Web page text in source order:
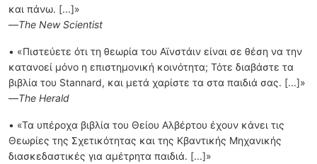
και πάνω. [...]»
—The New Scientist
• «Πιστεύετε ότι τη θεωρία του Αϊνστάιν είναι σε θέση να την
κατανοεί µόνο η επιστηµονική κοινότητα; Τότε διαβάστε τα
βιβλία του Stannard, και µετά χαρίστε τα στα παιδιά σας. [...]»
—The Herald
• «Τα υπέροχα βιβλία του Θείου Αλβέρτου έχουν κάνει τις
Θεωρίες της Σχετικότητας και της Κβαντικής Μηχανικής
διασκεδαστικές για αµέτρητα παιδιά. [...]»